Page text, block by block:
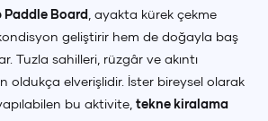
Paddle Board , ayakta kürek çekme
geliştirir hem de doğayla baş
Tuzla sahilleri, rüzgâr ve akıntı
oldukça elverişlidir. İster bireysel olarak
bu aktivite,tekne kiralama